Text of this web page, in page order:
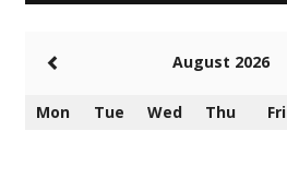
August 2026
Mon Tue Wed Thu Fri